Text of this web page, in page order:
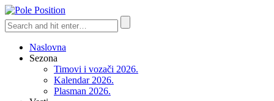
Naslovna
Sezona
Timovi i vozači 2026.
Kalendar 2026.
Plasman 2026.